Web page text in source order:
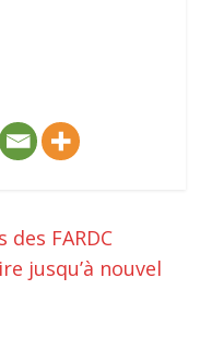
FARDC
jusqu’à nouvel